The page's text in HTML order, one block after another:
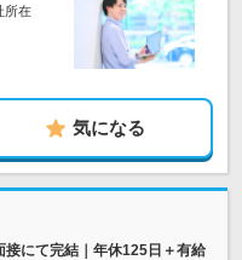
所在
気になる
接にて完結｜年休125日＋有給